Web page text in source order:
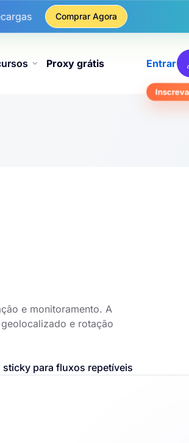
De IP
Comprar Agora
Proxy grátis Entrar
e monitoramento. A
e rotação
sticky para fluxos repetíveis